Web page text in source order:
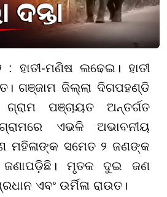
ହାତୀ-ମଣିଷ ଲଢେଇ। ହାତୀ
ଗଞ୍ଜାମ ଜିଲ୍ଲା ଦିଗପହଣ୍ଡି
ପଞ୍ଚାୟତ ଅନ୍ତର୍ଗତ
ଏଭଳି ଅଭାବନୀୟ
ମହିଳାଙ୍କ ସମେତ ୨ ଜଣଙ୍କ
ମୃତକ ଦୁଇ ଜଣ
ଏବଂ ଉର୍ମିଳା ରାଉତ।